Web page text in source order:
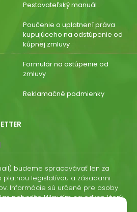
Pestovateľský manuál
Poučenie o uplatnení práva
kupujúceho na odstúpenie od
kúpnej zmluvy
Formulár na ostúpenie od
zmluvy
Reklamačné podmienky
budeme spracovávať len za
legislatívou a zásadami
Informácie sú určené pre osoby
potvrdíte kliknutím na odkaz, ktorý